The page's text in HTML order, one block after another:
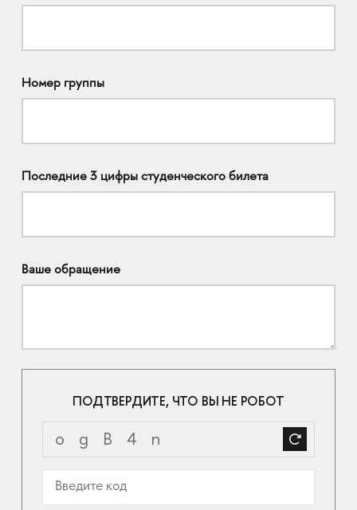
Номер группы
Последние 3 цифры студенческого билета
Ваше обращение
ПОДТВЕРДИТЕ, ЧТО ВЫ НЕ РОБОТ